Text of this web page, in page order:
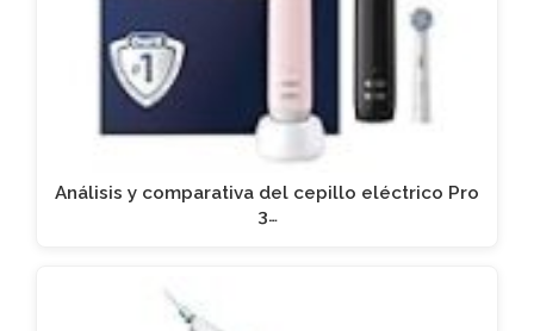
Análisis y comparativa del cepillo eléctrico Pro
3…